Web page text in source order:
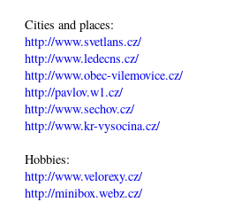
Cities and places:
http://www.svetlans.cz/
http://www.ledecns.cz/
http://www.obec-vilemovice.cz/
http://pavlov.w1.cz/
http://www.sechov.cz/
http://www.kr-vysocina.cz/
Hobbies:
http://www.velorexy.cz/
http://minibox.webz.cz/